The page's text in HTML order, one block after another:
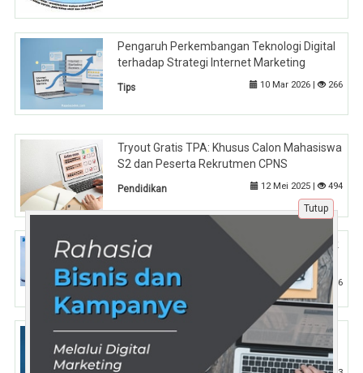
Pengaruh Perkembangan Teknologi Digital
terhadap Strategi Internet Marketing
Tips 10 Mar 2026 | 266
Tryout Gratis TPA: Khusus Calon Mahasiswa
S2 dan Peserta Rekrutmen CPNS
Pendidikan 12 Mei 2025 | 494
Rental Genset Jakarta 24 Jam: Siaga untuk
Acara, Proyek dan Darurat
Nasional 28 Okt 2025 | 1116
Jasa Backlink, Solusi Ampuh Dorong
Website Naik Peringkat Google
Tutup